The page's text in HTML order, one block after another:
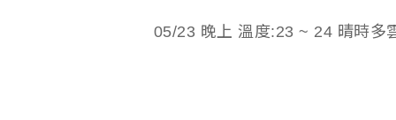
05/23 晚上 溫度:23 ~ 24 晴時多